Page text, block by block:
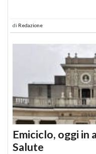
di Redazione
Emiciclo, oggi in
Salute